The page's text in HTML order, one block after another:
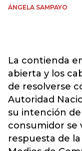
ÁNGELA SAMPAYO
La contienda
abierta y los
de resolverse
Autoridad
su intención
consumidor se
respuesta de